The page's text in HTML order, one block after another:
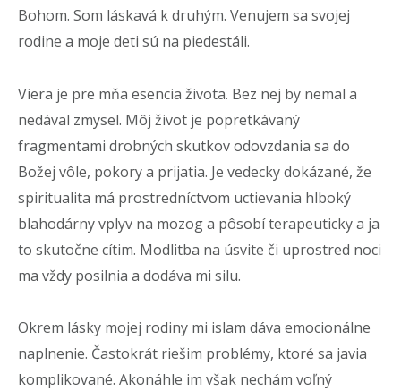
Bohom. Som láskavá k druhým. Venujem sa svojej
rodine a moje deti sú na piedestáli.
Viera je pre mňa esencia života. Bez nej by nemal a
nedával zmysel. Môj život je popretkávaný
fragmentami drobných skutkov odovzdania sa do
Božej vôle, pokory a prijatia. Je vedecky dokázané, že
spiritualita má prostredníctvom uctievania hlboký
blahodárny vplyv na mozog a pôsobí terapeuticky a ja
to skutočne cítim. Modlitba na úsvite či uprostred noci
ma vždy posilnia a dodáva mi silu.
Okrem lásky mojej rodiny mi islam dáva emocionálne
naplnenie. Častokrát riešim problémy, ktoré sa javia
komplikované. Akonáhle im však nechám voľný